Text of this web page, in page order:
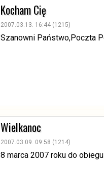
Kocham Cię
2007.03.13. 16:44 (1215)
Szanowni Państwo,Poczta
Wielkanoc
2007.03.09. 09:58 (1214)
8 marca 2007 roku do